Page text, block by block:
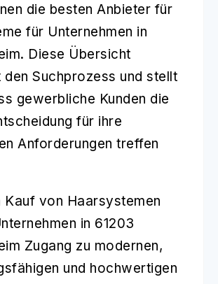
die besten Anbieter für
für Unternehmen in
Diese Übersicht
Suchprozess und stellt
gewerbliche Kunden die
für ihre
Anforderungen treffen
Kauf von Haarsystemen
in 61203
Zugang zu modernen,
und hochwertigen